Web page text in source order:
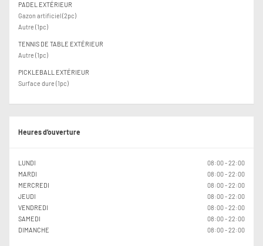
PADEL EXTÉRIEUR
Gazon artificiel (2pc)
Autre (1pc)
TENNIS DE TABLE EXTÉRIEUR
Autre (1pc)
PICKLEBALL EXTÉRIEUR
Surface dure (1pc)
Heures d’ouverture
LUNDI
08:00 - 22:00
MARDI
08:00 - 22:00
MERCREDI
08:00 - 22:00
JEUDI
08:00 - 22:00
VENDREDI
08:00 - 22:00
SAMEDI
08:00 - 22:00
DIMANCHE
08:00 - 22:00